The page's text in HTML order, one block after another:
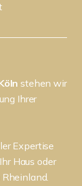
stehen wir
Ihrer
Expertise
Haus oder